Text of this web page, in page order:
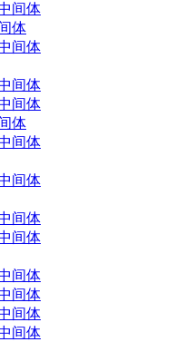
间体
体
间体
间体
间体
体
间体
间体
间体
间体
间体
间体
间体
间体